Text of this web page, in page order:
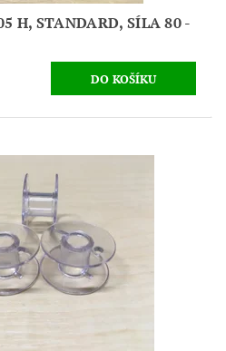
H, STANDARD, SÍLA 80 -